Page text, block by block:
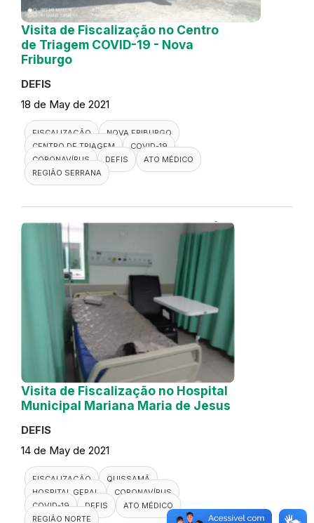
Visita de Fiscalização no Centro
de Triagem COVID-19 - Nova
Friburgo
DEFIS
18 de May de 2021
FISCALIZAÇÃO
NOVA FRIBURGO
CENTRO DE TRIAGEM
COVID-19
CORONAVÍRUS
DEFIS
ATO MÉDICO
REGIÃO SERRANA
Visita de Fiscalização no Hospital
Municipal Mariana Maria de Jesus
DEFIS
14 de May de 2021
FISCALIZAÇÃO
QUISSAMÃ
HOSPITAL GERAL
CORONAVÍRUS
COVID-19
DEFIS
ATO MÉDICO
REGIÃO NORTE